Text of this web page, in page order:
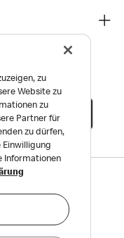
zu
Website zu
zu
Partner für
zu dürfen,
Einwilligung
Informationen